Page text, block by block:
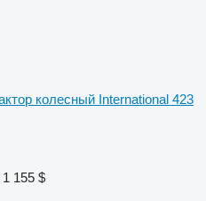
колесный International 423
1 155 $